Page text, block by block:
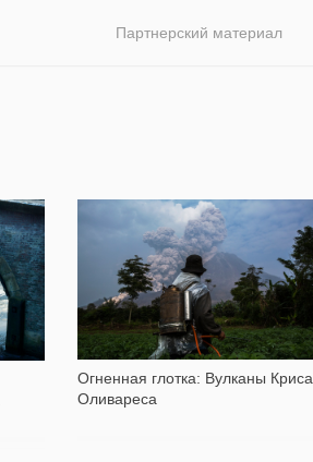
Партнерский материал
Огненная глотка: Вулканы Криса
Оливареса
3 479